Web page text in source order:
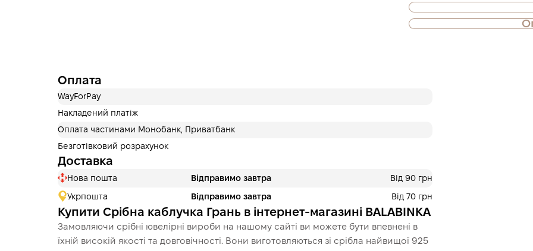
Також
Оплата
WayForPay
Накладений платіж
Оплата частинами Монобанк, Приватбанк
Безготівковий розрахунок
Доставка
Нова пошта Відправимо завтра Від 90 грн
Укрпошта Відправимо завтра Від 70 грн
Купити Срібна каблучка Грань в інтернет-магазині BALABINKA
Замовляючи срібні ювелірні вироби на нашому сайті ви можете бути впевнені в
їхній високій якості та довговічності. Вони виготовляються зі срібла найвищої 925